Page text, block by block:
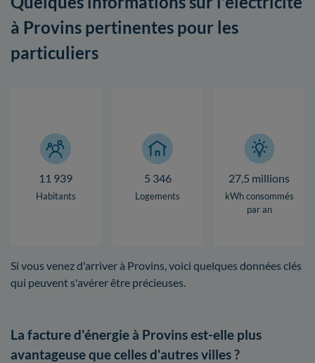
à Provins pertinentes pour les
particuliers
11 939
Habitants
5 346
Logements
27,5 millions
kWh consommés
par an
Si vous venez d'arriver à Provins, voici quelques données clés
qui peuvent s'avérer être précieuses.
La facture d'énergie à Provins est-elle plus
avantageuse que celles d'autres villes ?